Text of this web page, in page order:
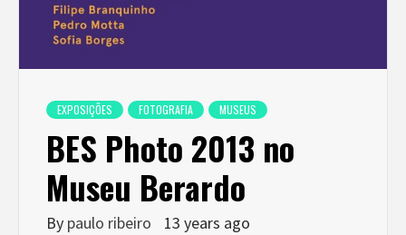
EXPOSIÇÕES FOTOGRAFIA MUSEUS
BES Photo 2013 no
Museu Berardo
By paulo ribeiro 13 years ago